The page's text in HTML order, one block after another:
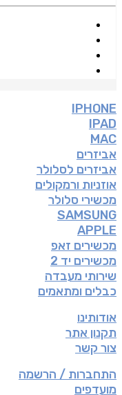
IPHONE
IPAD
MAC
אביזרים
אביזרים לסלולר
אוזניות ורמקולים
מכשירי סלולר
SAMSUNG
APPLE
מכשירים זאפ
מכשירים יד 2
שירותי מעבדה
כבלים ומתאמים
אודותינו
תקנון אתר
צור קשר
התחברות / הרשמה
מועדפים